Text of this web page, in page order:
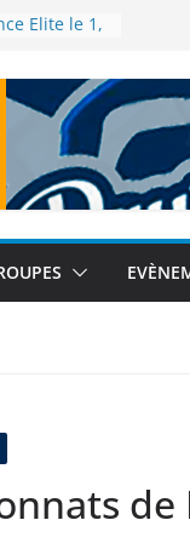
Elite le 1,
– Tour
le 12
à Tokyo
de semi-
de